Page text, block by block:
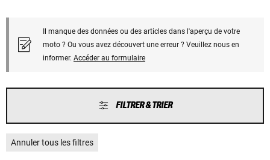
Il manque des données ou des articles dans l'aperçu de votre
moto ? Ou vous avez découvert une erreur ? Veuillez nous en
informer. Accéder au formulaire
FILTRER & TRIER
Annuler tous les filtres